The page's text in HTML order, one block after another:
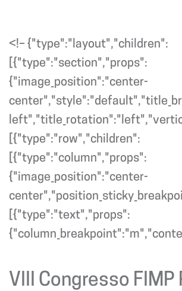
<!– {"type":"layout","children":
[{"type":"section","props":
{"image_position":"center-
[{"type":"row","children":
[{"type":"column","props":
{"image_position":"center-
[{"type":"text","props":
VIII Congresso FIMP